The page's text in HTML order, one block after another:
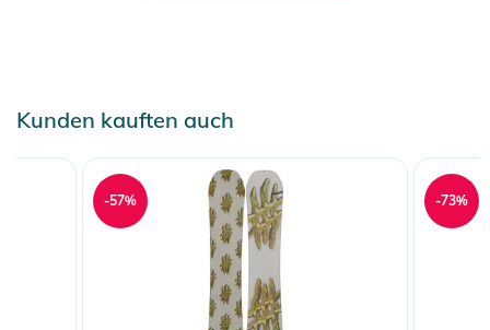
Kunden kauften auch
-57% -73%